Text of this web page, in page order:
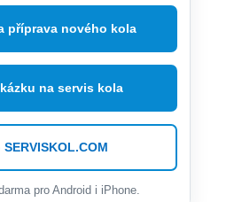
příprava nového kola
na servis kola
pro Android i iPhone.